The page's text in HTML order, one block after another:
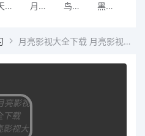
天涯明月刀ol下载 天涯明月刀ol（69MB）绿色版 月之女神月之女神下载 月之女神月之女神（36MB）wap版 鸟人 下载 鸟人 （5.2MB）绿色版 黑暗之女技能详解，黑暗之女技能介绍
月亮影视大全下载 月亮影视大全（582MB）安卓版